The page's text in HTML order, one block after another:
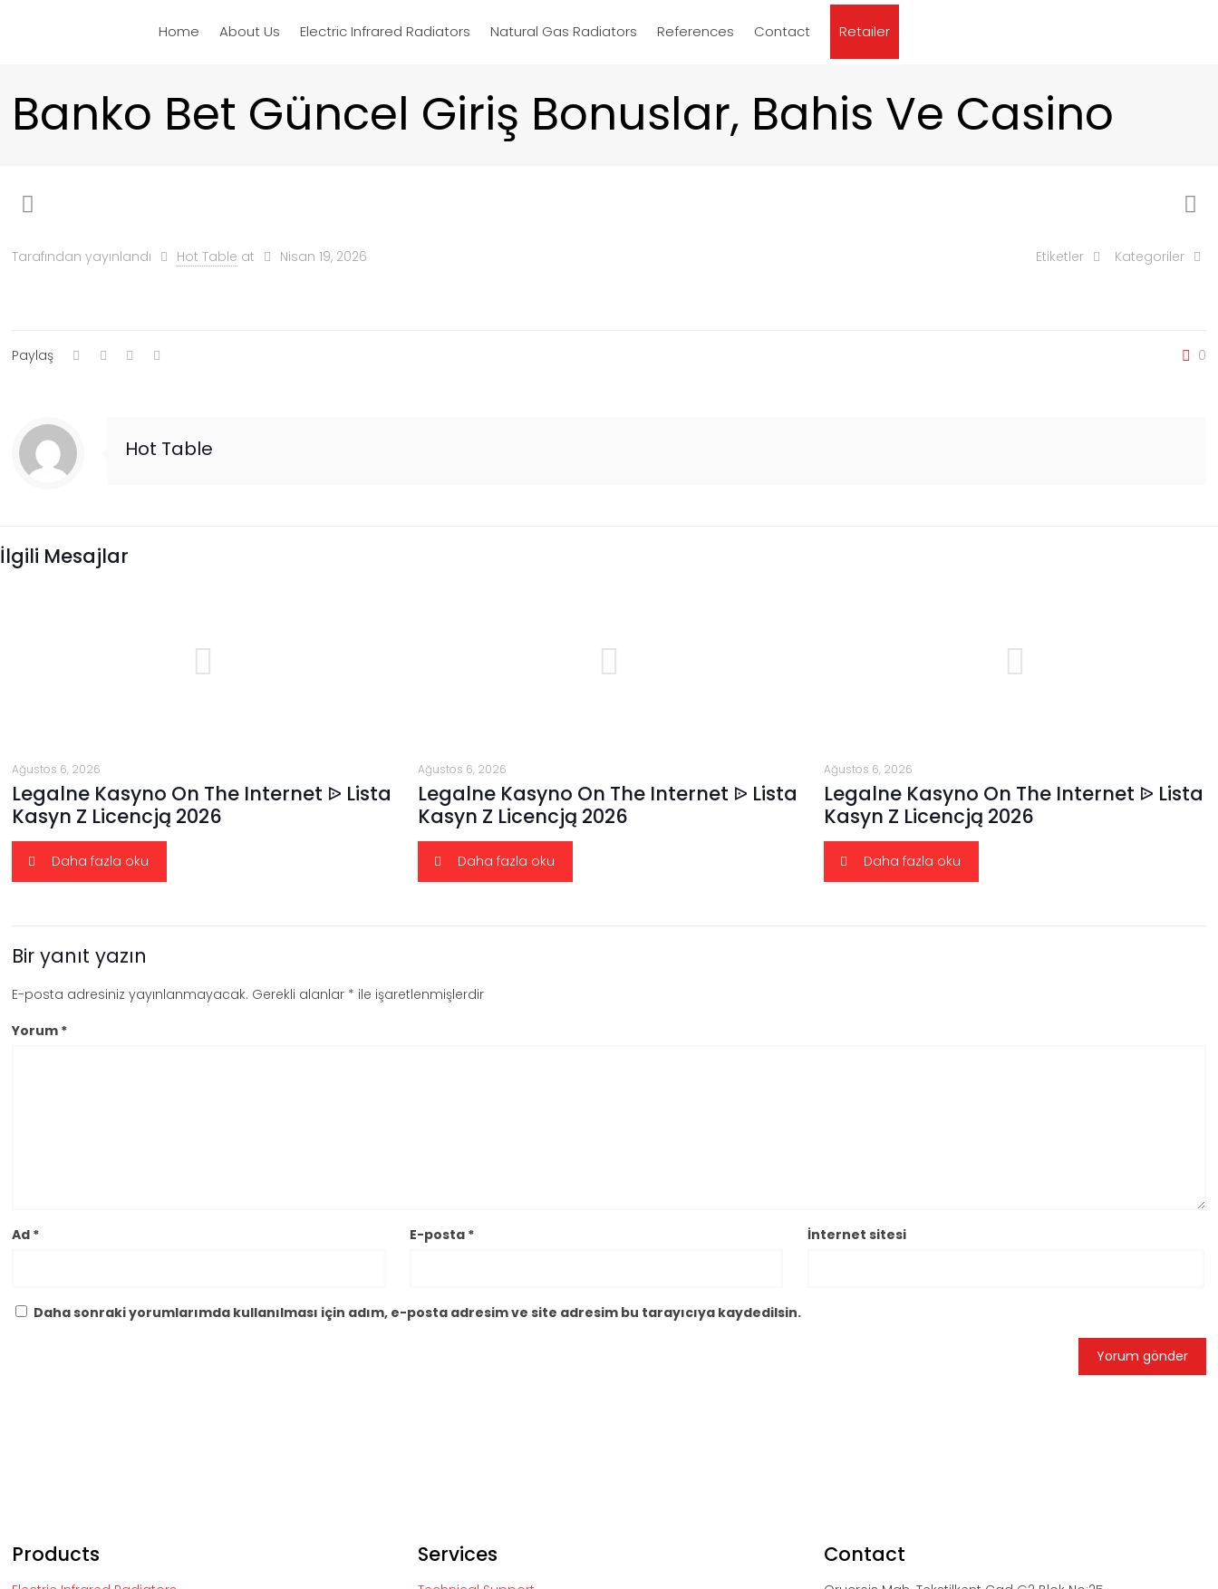
Home About Us Electric Infrared Radiators Natural Gas Radiators References Contact Retailer
Banko Bet Güncel Giriş Bonuslar, Bahis Ve Casino
Tarafından yayınlandı Hot Table at Nisan 19, 2026 Kategoriler
Etiketler
Paylaş 0
Hot Table
İlgili Mesajlar
Ağustos 6, 2026
Legalne Kasyno On The Internet ᐉ Lista
Kasyn Z Licencją 2026
Daha fazla oku
Ağustos 6, 2026
Legalne Kasyno On The Internet ᐉ Lista
Kasyn Z Licencją 2026
Daha fazla oku
Ağustos 6, 2026
Legalne Kasyno On The Internet ᐉ Lista
Kasyn Z Licencją 2026
Daha fazla oku
Bir yanıt yazın
E-posta adresiniz yayınlanmayacak. Gerekli alanlar * ile işaretlenmişlerdir
Yorum *
Ad * E-posta * İnternet sitesi
Daha sonraki yorumlarımda kullanılması için adım, e-posta adresim ve site adresim bu tarayıcıya kaydedilsin.
Products Services Contact